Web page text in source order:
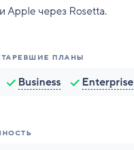
Apple через Rosetta.
ПЛАНЫ
Business Enterprise